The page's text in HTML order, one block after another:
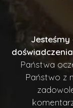
Państwa
Państwo z